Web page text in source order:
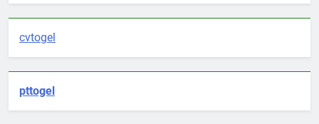
cvtogel
pttogel